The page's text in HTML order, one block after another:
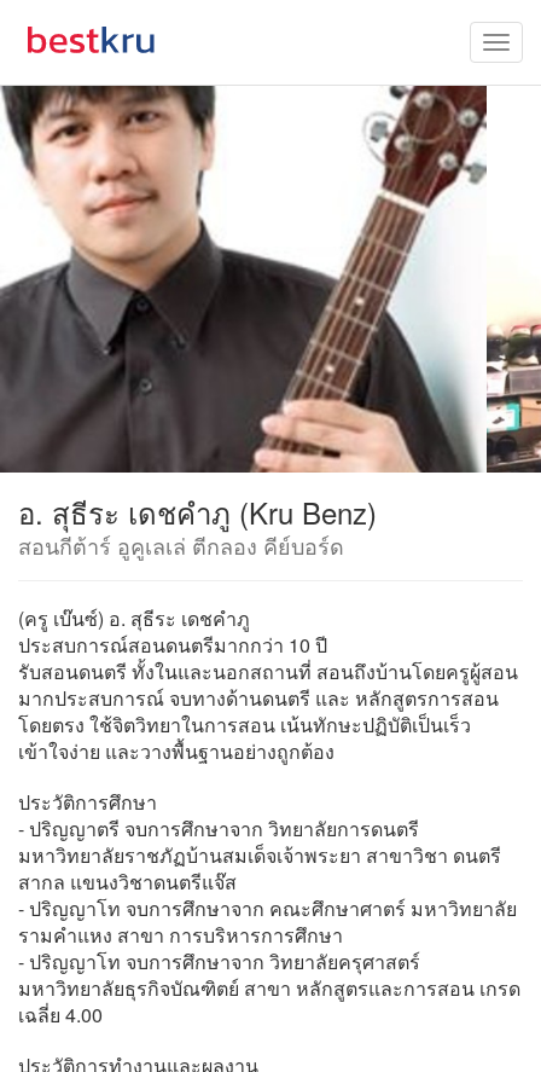
อ. สุธีระ เดชคำภู (Kru Benz)
สอนกีต้าร์ อูคูเลเล่ ตีกลอง คีย์บอร์ด
(ครู เบ๊นซ์) อ. สุธีระ เดชคำภู
ประสบการณ์สอนดนตรีมากกว่า 10 ปี
รับสอนดนตรี ทั้งในและนอกสถานที่ สอนถึงบ้านโดยครูผู้สอน
มากประสบการณ์ จบทางด้านดนตรี และ หลักสูตรการสอน
โดยตรง ใช้จิตวิทยาในการสอน เน้นทักษะปฏิบัติเป็นเร็ว
เข้าใจง่าย และวางพื้นฐานอย่างถูกต้อง
ประวัติการศึกษา
- ปริญญาตรี จบการศึกษาจาก วิทยาลัยการดนตรี
มหาวิทยาลัยราชภัฏบ้านสมเด็จเจ้าพระยา สาขาวิชา ดนตรี
สากล แขนงวิชาดนตรีแจ๊ส
- ปริญญาโท จบการศึกษาจาก คณะศึกษาศาตร์ มหาวิทยาลัย
รามคำแหง สาขา การบริหารการศึกษา
- ปริญญาโท จบการศึกษาจาก วิทยาลัยครุศาสตร์
มหาวิทยาลัยธุรกิจบัณฑิตย์ สาขา หลักสูตรและการสอน เกรด
เฉลี่ย 4.00
ประวัติการทำงานและผลงาน